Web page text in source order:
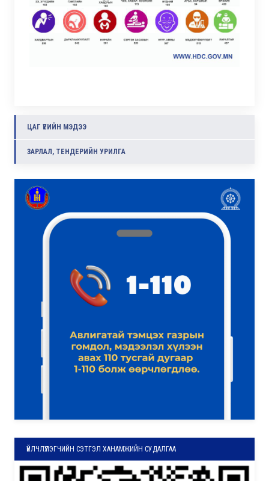
ЦАГ ҮЕИЙН МЭДЭЭ
ЗАРЛАЛ, ТЕНДЕРИЙН УРИЛГА
ҮЙЛЧЛҮҮЛЭГЧИЙН СЭТГЭЛ ХАНАМЖИЙН СУДАЛГАА